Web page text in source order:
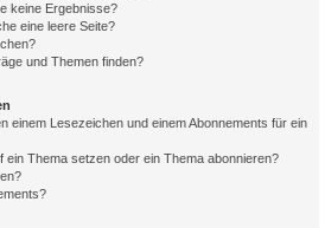
keine Ergebnisse?
eine leere Seite?
und Themen finden?
einem Lesezeichen und einem Abonnements für ein
ein Thema setzen oder ein Thema abonnieren?